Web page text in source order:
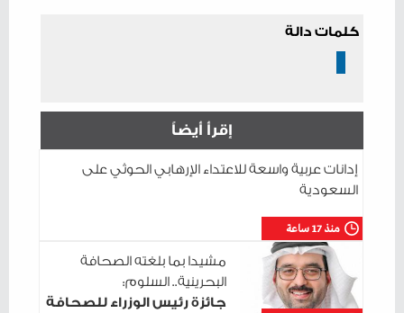
كلمات دالة
إقرأ أيضاً
منذ 17 ساعة
إدانات عربية واسعة للاعتداء الإرهابي الحوثي على
السعودية
مشيدا بما بلغته الصحافة
البحرينية.. السلوم:
جائزة رئيس الوزراء للصحافة